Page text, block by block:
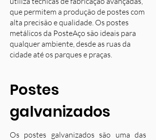
que permitem a produção de postes com
alta precisão e qualidade. Os postes
metálicos da PosteAço são ideais para
qualquer ambiente, desde as ruas da
cidade até os parques e praças.
Postes
galvanizados
Os postes galvanizados são uma das